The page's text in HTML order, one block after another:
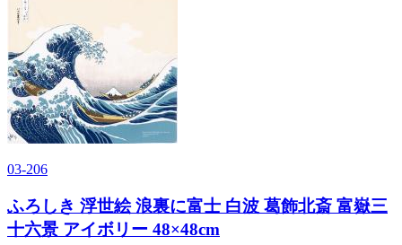
03-206
ふろしき 浮世絵 浪裏に富士 白波 葛飾北斎 富嶽三
十六景 アイボリー 48×48cm